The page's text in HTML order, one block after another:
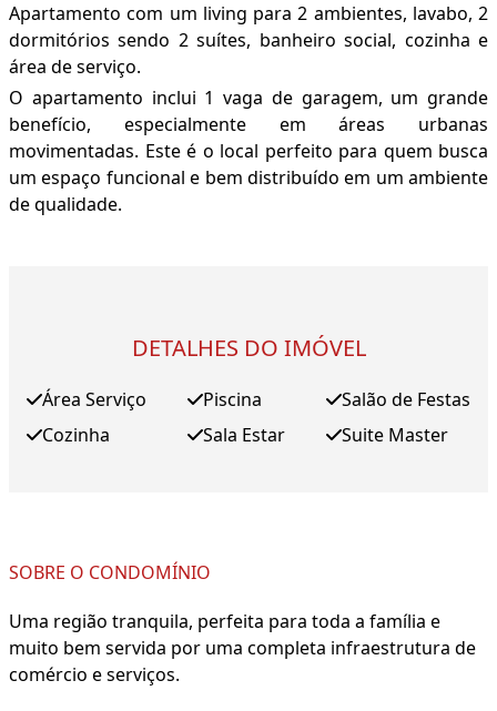
Apartamento com um living para 2 ambientes, lavabo, 2
dormitórios sendo 2 suítes, banheiro social, cozinha e
área de serviço.
O apartamento inclui 1 vaga de garagem, um grande
benefício, especialmente em áreas urbanas
movimentadas. Este é o local perfeito para quem busca
um espaço funcional e bem distribuído em um ambiente
de qualidade.
DETALHES DO IMÓVEL
Área Serviço
Cozinha
Piscina
Sala Estar
Salão de Festas
Suite Master
SOBRE O CONDOMÍNIO
Uma região tranquila, perfeita para toda a família e
muito bem servida por uma completa infraestrutura de
comércio e serviços.